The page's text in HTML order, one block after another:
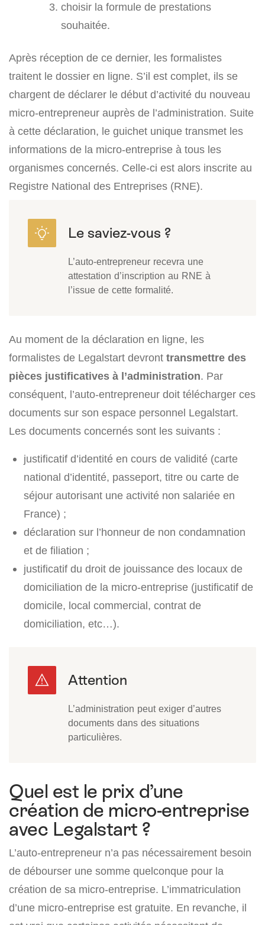
choisir la formule de prestations
souhaitée.
Après réception de ce dernier, les formalistes
traitent le dossier en ligne. S’il est complet, ils se
chargent de déclarer le début d’activité du nouveau
micro-entrepreneur auprès de l’administration. Suite
à cette déclaration, le guichet unique transmet les
informations de la micro-entreprise à tous les
organismes concernés. Celle-ci est alors inscrite au
Registre National des Entreprises (RNE).
L’auto-entrepreneur recevra une
attestation d’inscription au RNE à
l’issue de cette formalité.
Au moment de la déclaration en ligne, les
formalistes de Legalstart devront transmettre des
pièces justificatives à l’administration. Par
conséquent, l’auto-entrepreneur doit télécharger ces
documents sur son espace personnel Legalstart.
Les documents concernés sont les suivants :
justificatif d’identité en cours de validité (carte
national d’identité, passeport, titre ou carte de
séjour autorisant une activité non salariée en
France) ;
déclaration sur l’honneur de non condamnation
et de filiation ;
justificatif du droit de jouissance des locaux de
domiciliation de la micro-entreprise (justificatif de
domicile, local commercial, contrat de
domiciliation, etc…).
L’administration peut exiger d’autres
documents dans des situations
particulières.
Quel est le prix d’une
création de micro-entreprise
avec Legalstart ?
L’auto-entrepreneur n’a pas nécessairement besoin
de débourser une somme quelconque pour la
création de sa micro-entreprise. L’immatriculation
d’une micro-entreprise est gratuite. En revanche, il